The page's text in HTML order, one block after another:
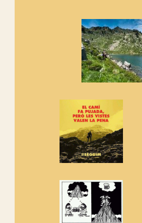
Si no podem caminar,
cosa hem de fer...
Els Centpeus signen el
Manifest a favor dels
adhereix-te al manifest!
Rebem un diploma dels
Amics de Sant Aniol
Els Centpeus estem
amb la recuperació del